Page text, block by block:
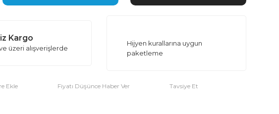
Kargo
üzeri alışverişlerde
Hijyen kurallarına uygun
paketleme
Fiyatı Düşünce Haber Ver Tavsiye Et